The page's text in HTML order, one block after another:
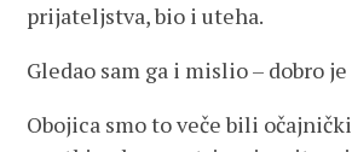
prijateljstva, bio i uteha.
Gledao sam ga i mislio – dobro
Obojica smo to veče bili